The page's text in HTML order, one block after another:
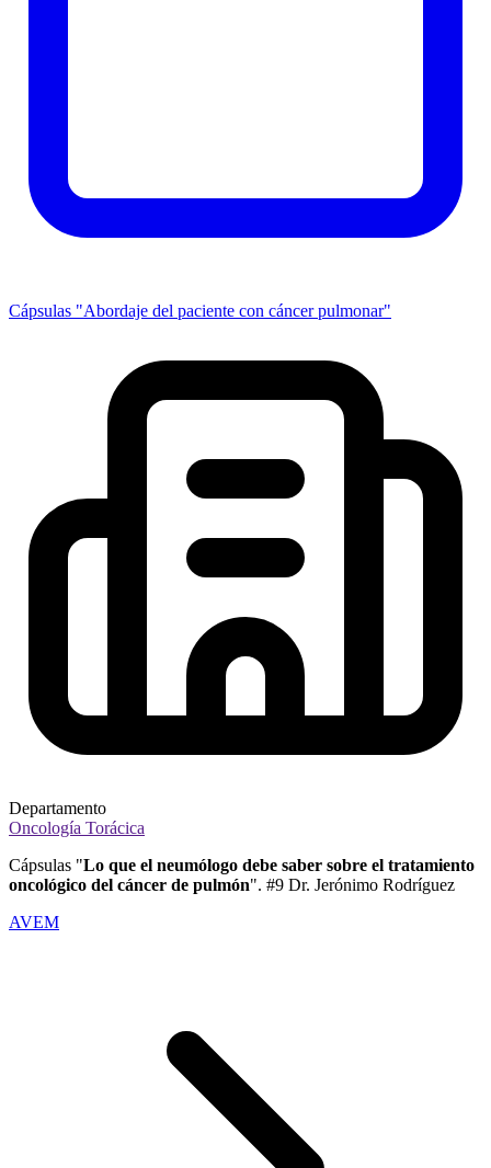
Cápsulas "Abordaje del paciente con cáncer pulmonar"
Departamento
Oncología Torácica
Cápsulas "Lo que el neumólogo debe saber sobre el tratamiento
oncológico del cáncer de pulmón". #9 Dr. Jerónimo Rodríguez
AVEM